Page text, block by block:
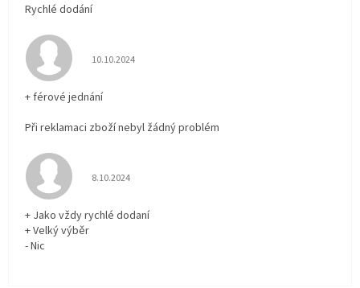
Rychlé dodání
Hodnocení obchodu je 5 z 5 hvězdiček.
10.10.2024
+ férové jednání
Při reklamaci zboží nebyl žádný problém
Hodnocení obchodu je 5 z 5 hvězdiček.
8.10.2024
+ Jako vždy rychlé dodaní
+ Velký výběr
- Nic